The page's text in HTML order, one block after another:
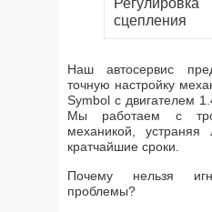
Регулировка
сцепления
Наш автосервис
точную настройку
Symbol с двигателем
Мы работаем с
механикой,
кратчайшие сроки.
Почему нельзя
проблемы?